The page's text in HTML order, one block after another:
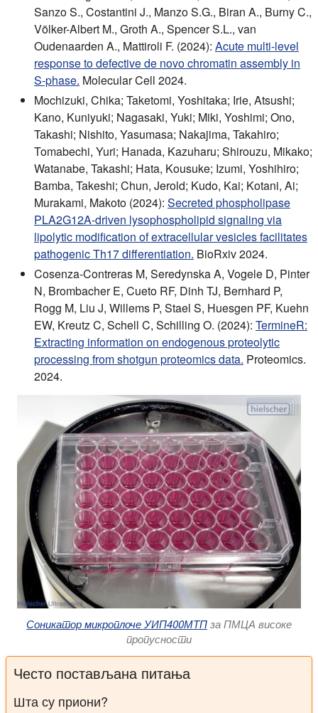
Sanzo S., Costantini J., Manzo S.G., Biran A., Burny C.,
Völker-Albert M., Groth A., Spencer S.L., van
Oudenaarden A., Mattiroli F. (2024): Acute multi-level
response to defective de novo chromatin assembly in
S-phase. Molecular Cell 2024.
Mochizuki, Chika; Taketomi, Yoshitaka; Irie, Atsushi;
Kano, Kuniyuki; Nagasaki, Yuki; Miki, Yoshimi; Ono,
Takashi; Nishito, Yasumasa; Nakajima, Takahiro;
Tomabechi, Yuri; Hanada, Kazuharu; Shirouzu, Mikako;
Watanabe, Takashi; Hata, Kousuke; Izumi, Yoshihiro;
Bamba, Takeshi; Chun, Jerold; Kudo, Kai; Kotani, Ai;
Murakami, Makoto (2024): Secreted phospholipase
PLA2G12A-driven lysophospholipid signaling via
lipolytic modification of extracellular vesicles facilitates
pathogenic Th17 differentiation. BioRxiv 2024.
Cosenza-Contreras M, Seredynska A, Vogele D, Pinter
N, Brombacher E, Cueto RF, Dinh TJ, Bernhard P,
Rogg M, Liu J, Willems P, Stael S, Huesgen PF, Kuehn
EW, Kreutz C, Schell C, Schilling O. (2024): TermineR:
Extracting information on endogenous proteolytic
processing from shotgun proteomics data. Proteomics.
2024.
Соникатор микроплоче УИП400МТПза ПМЦА високе
пропусности
Често постављана питања
Шта су приони?